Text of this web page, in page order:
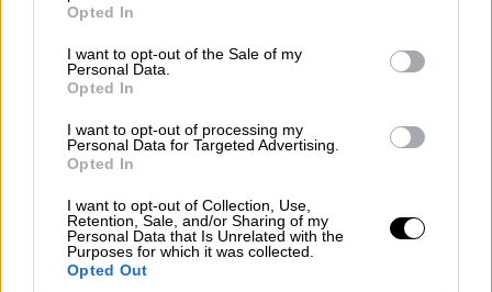
use your data for below specified purposes in below Google
consent section.
Opted In
I want to opt-out of the Sale of my
Personal Data.
Opted In
I want to opt-out of processing my
Personal Data for Targeted Advertising.
Opted In
I want to opt-out of Collection, Use,
Retention, Sale, and/or Sharing of my
Personal Data that Is Unrelated with the
Purposes for which it was collected.
Opted Out
Ελλάδα και το εξωτερικό, οι Locomondo
ξέρουν να δημιουργούν μια ατμόσφαιρα όπου
το κοινό γίνεται μια μεγάλη παρέα, γεμάτη
video